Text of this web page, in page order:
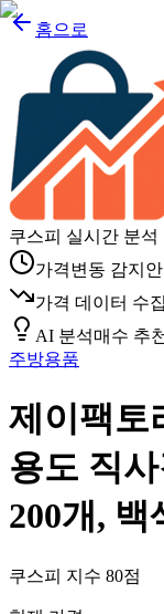
홈으로
쿠스피 실시간 분석
가격변동 감지
가격 데이터 수
AI 분석매수 추천
주방용품
제이팩토
용도 직
200개, 백
쿠스피 지수 80점